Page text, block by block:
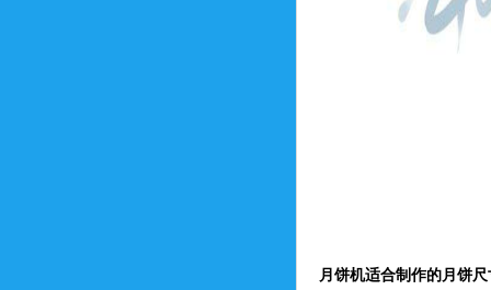
月饼机适合制作的月饼